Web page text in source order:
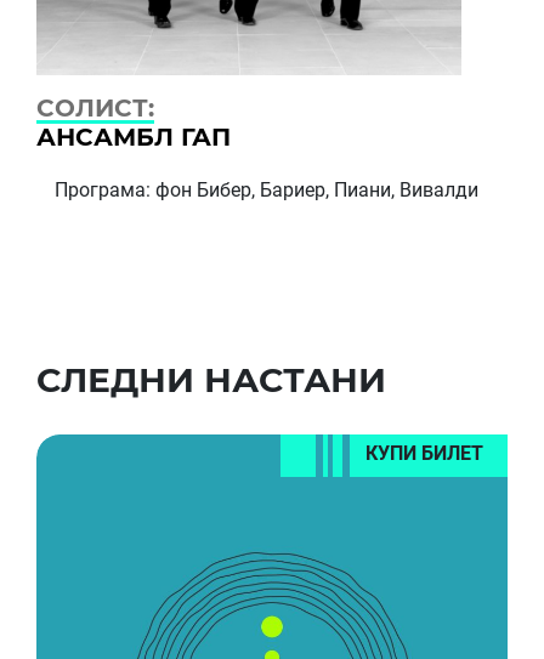
СОЛИСТ:
АНСАМБЛ ГАП
Програма: фон Бибер, Бариер, Пиани, Вивалди
СЛЕДНИ НАСТАНИ
КУПИ БИЛЕТ